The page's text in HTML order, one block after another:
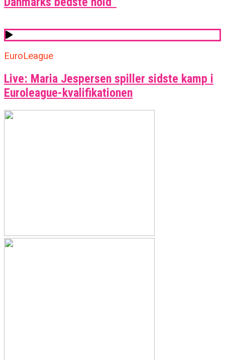
EuroLeague
Live: Maria Jespersen spiller sidste kamp i
Euroleague-kvalifikationen